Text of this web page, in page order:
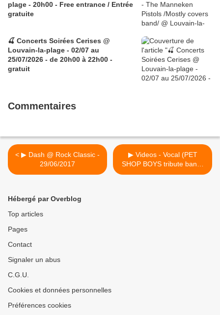
plage - 20h00 - Free entrance / Entrée
gratuite
🍒 Concerts Soirées Cerises @
Louvain-la-plage - 02/07 au
25/07/2026 - de 20h00 à 22h00 -
gratuit
Commentaires
< ▶ Dash @ Rock Classic -
29/06/2017
▶ Videos - Vocal (PET
SHOP BOYS tribute band)
@ Rock Classic -
Hébergé par Overblog
Top articles
Pages
Contact
Signaler un abus
C.G.U.
Cookies et données personnelles
Préférences cookies